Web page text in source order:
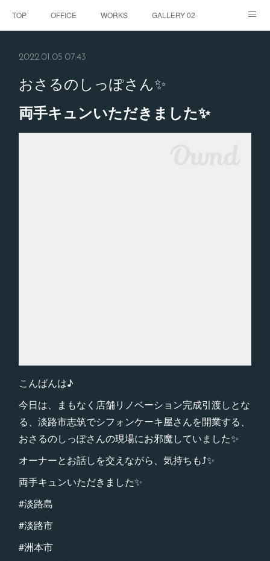
TOP OFFICE WORKS GALLERY 02
2022.01.05 07:43
おさるのしっぽさん✨
両手キュンいただきました✨
こんばんは♪
今日は、まもなく店舗リノベーション完成引渡しとな
る、淡路市志筑でシフォンケーキ屋さんを開業する、
おさるのしっぽさんの現場にお邪魔していました✨
オーナーとお話しを交えながら、気持ちも⤴️✨
両手キュンいただきました✨
#淡路島
#淡路市
#洲本市